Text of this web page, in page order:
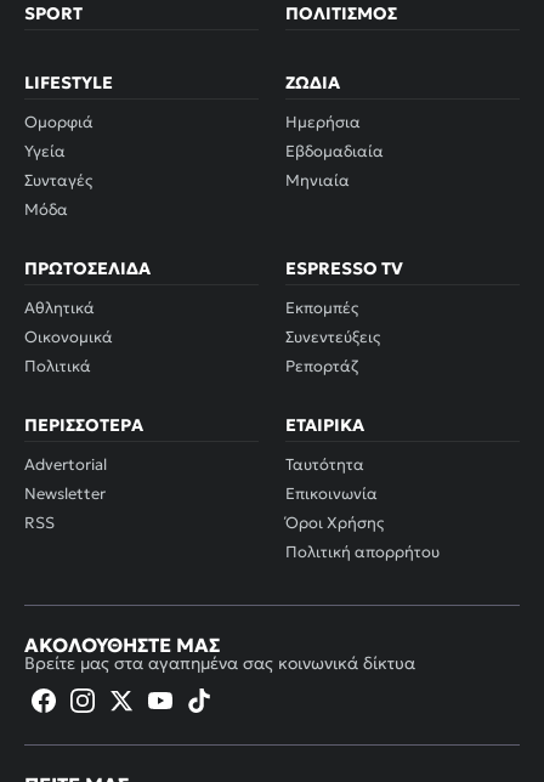
SPORT ΠΟΛΙΤΙΣΜΌΣ
LIFESTYLE
Ομορφιά
Υγεία
Συνταγές
Μόδα
ΖΏΔΙΑ
Ημερήσια
Εβδομαδιαία
Μηνιαία
ΠΡΩΤΟΣΈΛΙΔΑ
Αθλητικά
Οικονομικά
Πολιτικά
ESPRESSO TV
Εκπομπές
Συνεντεύξεις
Ρεπορτάζ
ΠΕΡΙΣΣΌΤΕΡΑ
Advertorial
Newsletter
RSS
ΕΤΑΙΡΙΚΆ
Ταυτότητα
Επικοινωνία
Όροι Χρήσης
Πολιτική απορρήτου
ΑΚΟΛΟΥΘΉΣΤΕ ΜΑΣ
Βρείτε μας στα αγαπημένα σας κοινωνικά δίκτυα